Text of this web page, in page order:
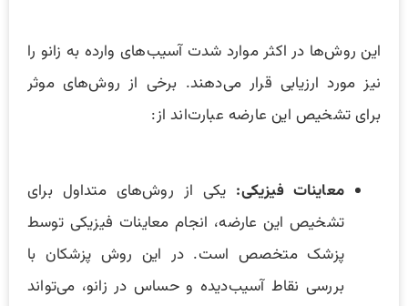
این روش‌ها در اکثر موارد شدت آسیب‌های وارده به زانو را
نیز مورد ارزيابی قرار می‌دهند. برخی از روش‌های موثر
برای تشخیص این عارضه عبارت‌اند از:
معاینات فیزیکی: یکی از روش‌های متداول برای
تشخیص این عارضه، انجام معاینات فیزیکی توسط
پزشک متخصص است. در این روش پزشکان با
بررسی نقاط آسیب‌دیده و حساس در زانو، می‌تواند